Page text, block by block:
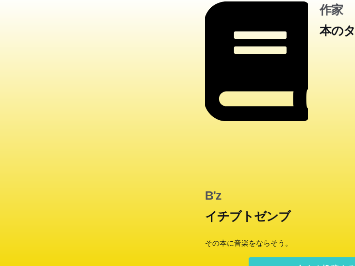
作家
本の
B'z
イチブトゼンブ
その本に音楽をならそう。